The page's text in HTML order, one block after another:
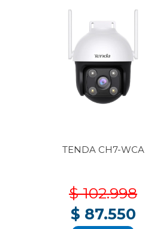
TENDA CH7-WCA
$ 102.998
$ 87.550